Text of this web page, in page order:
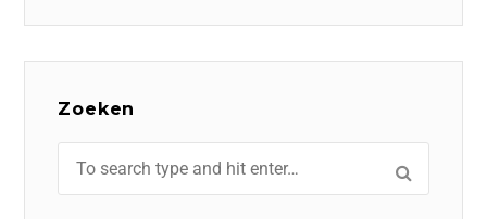
Zoeken